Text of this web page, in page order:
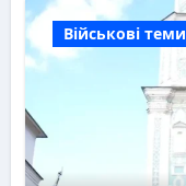
Військові теми